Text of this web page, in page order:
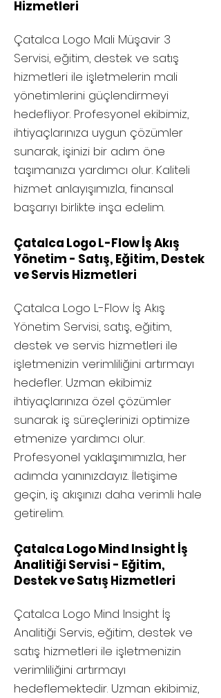
Hizmetleri
Çatalca Logo Mali Müşavir 3
Servisi, eğitim, destek ve satış
hizmetleri ile işletmelerin mali
yönetimlerini güçlendirmeyi
hedefliyor. Profesyonel ekibimiz,
ihtiyaçlarınıza uygun çözümler
sunarak, işinizi bir adım öne
taşımanıza yardımcı olur. Kaliteli
hizmet anlayışımızla, finansal
başarıyı birlikte inşa edelim.
Çatalca Logo L-Flow İş Akış
Yönetim - Satış, Eğitim, Destek
ve Servis Hizmetleri
Çatalca Logo L-Flow İş Akış
Yönetim Servisi, satış, eğitim,
destek ve servis hizmetleri ile
işletmenizin verimliliğini artırmayı
hedefler. Uzman ekibimiz
ihtiyaçlarınıza özel çözümler
sunarak iş süreçlerinizi optimize
etmenize yardımcı olur.
Profesyonel yaklaşımımızla, her
adımda yanınızdayız. İletişime
geçin, iş akışınızı daha verimli hale
getirelim.
Çatalca Logo Mind Insight İş
Analitiği Servisi - Eğitim,
Destek ve Satış Hizmetleri
Çatalca Logo Mind Insight İş
Analitiği Servis, eğitim, destek ve
satış hizmetleri ile işletmenizin
verimliliğini artırmayı
hedeflemektedir. Uzman ekibimiz,